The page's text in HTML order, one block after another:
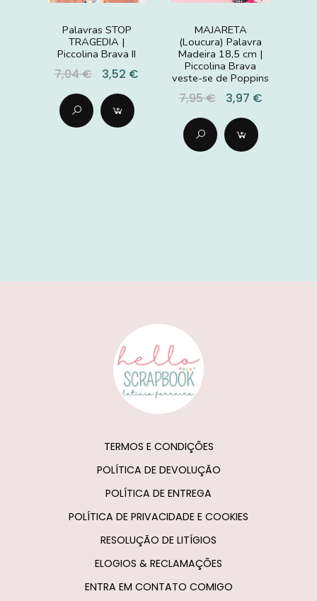
Palavras STOP
TRAGEDIA |
Piccolina Brava II
7,04 € 3,52 €
MAJARETA
(Loucura) Palavra
Madeira 18,5 cm |
Piccolina Brava
veste-se de Poppins
7,95 € 3,97 €
TERMOS E CONDIÇÕES
POLÍTICA DE DEVOLUÇÃO
POLÍTICA DE ENTREGA
POLÍTICA DE PRIVACIDADE E COOKIES
RESOLUÇÃO DE LITÍGIOS
ELOGIOS & RECLAMAÇÕES
ENTRA EM CONTATO COMIGO